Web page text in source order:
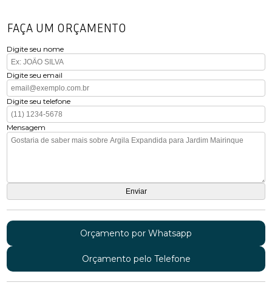
FAÇA UM ORÇAMENTO
Digite seu nome
Digite seu email
Digite seu telefone
Mensagem
Orçamento por Whatsapp
Orçamento pelo Telefone